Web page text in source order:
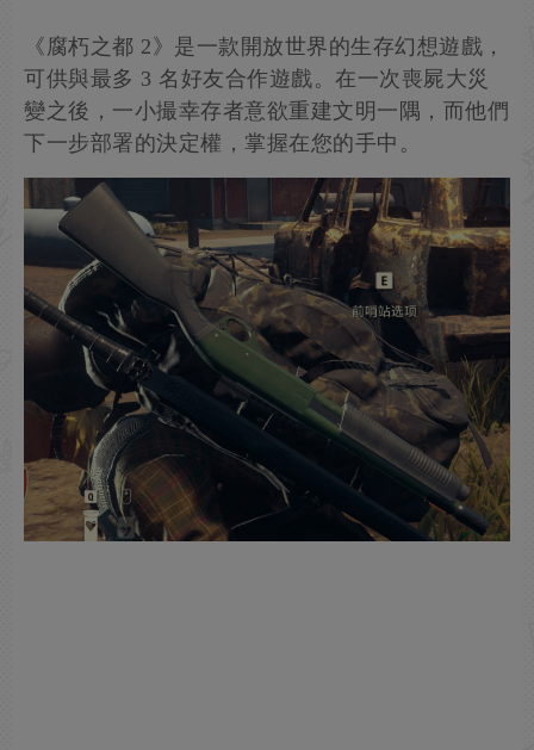
《腐朽之都 2》是一款開放世界的生存幻想遊戲，
可供與最多 3 名好友合作遊戲。在一次喪屍大災
變之後，一小撮幸存者意欲重建文明一隅，而他們
下一步部署的決定權，掌握在您的手中。